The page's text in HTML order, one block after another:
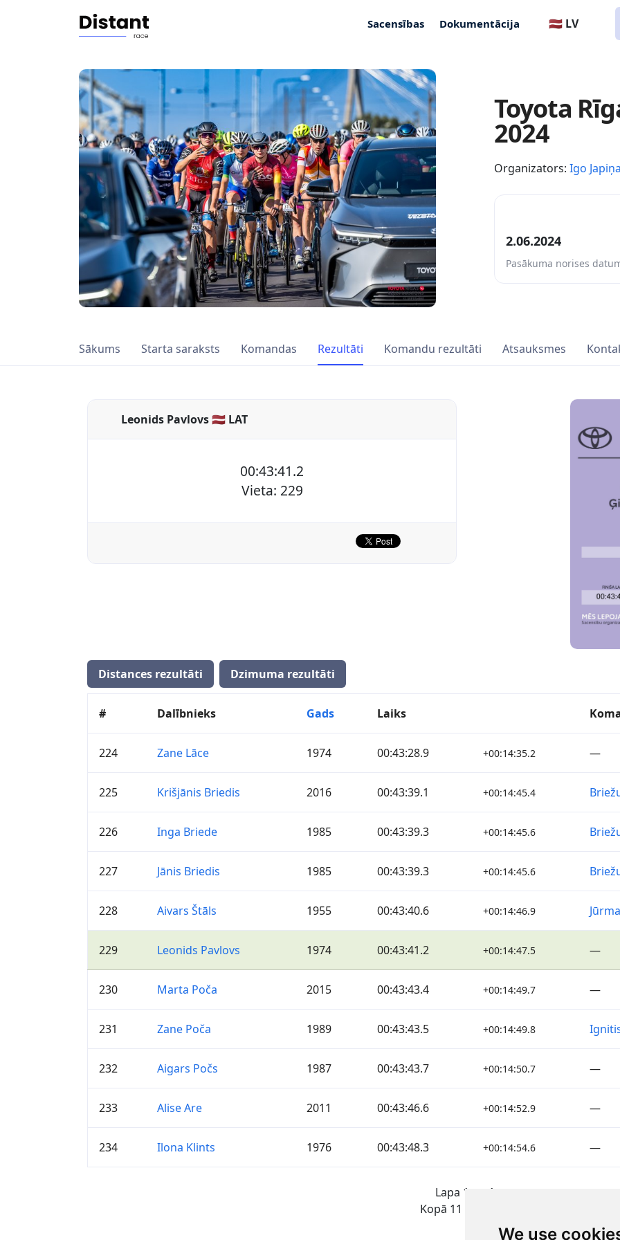
We use
Sacensības Dokumentācija 🇱🇻 LV
Toyota
2024
Organizators: Igo
2.06.2024
Pasākuma norises
Sākums Starta saraksts Komandas Rezultāti Komandu rezultāti Atsauksmes
Leonids Pavlovs 🇱🇻 LAT
00:43:41.2
Vieta: 229
Distances rezultāti Dzimuma rezultāti
# Dalībnieks Gads Laiks
224 Zane Lāce 1974 00:43:28.9 +00:14:35.2 —
225 Krišjānis Briedis 2016 00:43:39.1 +00:14:45.4
226 Inga Briede 1985 00:43:39.3 +00:14:45.6
227 Jānis Briedis 1985 00:43:39.3 +00:14:45.6
228 Aivars Štāls 1955 00:43:40.6 +00:14:46.9
229 Leonids Pavlovs 1974 00:43:41.2 +00:14:47.5 —
230 Marta Poča 2015 00:43:43.4 +00:14:49.7 —
231 Zane Poča 1989 00:43:43.5 +00:14:49.8
232 Aigars Počs 1987 00:43:43.7 +00:14:50.7 —
233 Alise Are 2011 00:43:46.6 +00:14:52.9 —
234 Ilona Klints 1976 00:43:48.3 +00:14:54.6 —
Lapa 1 no 1
Kopā 11 Rezultāti